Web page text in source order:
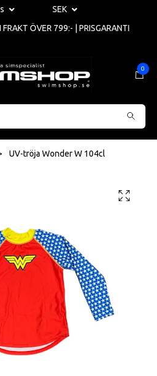
SEK
FRAKT ÖVER 799:- | PRISGARANTI
0
UV-tröja Wonder W 104cl